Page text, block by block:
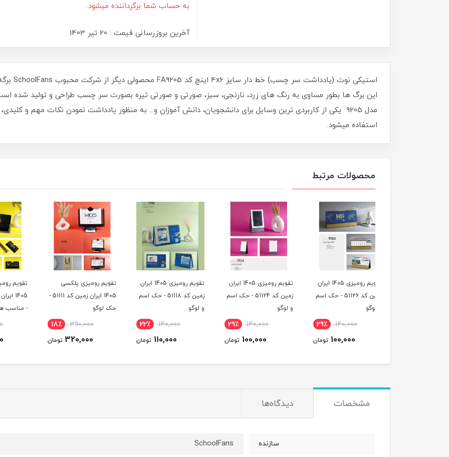
به حساب شما برگرداننده میشود.
آخرین بروزرسانی قیمت : 20 تير 1403
این برگ ها بطور مساوی به رنگ های زرد، نارنجی، سبز، صورتی و صورتی تیره بصورت سر چسب طراحی و تولید شده
مدل 9205 یکی از کاربردی ترین وسایل برای دانشجویان، دانش آموزان و... به منظور یادداشت نمودن نکات مهم و
استفاده میشود.
محصولات مرتبط
تقویم رومیزی 1405 ایران
زمین کد 51124 - حک اسم
و لوگو
140,000 29٪
100,000 تومان
تقویم رومیزی 1405 ایران
زمین کد 51118 - حک اسم
و لوگو
140,000 22٪
110,000 تومان
تقویم رومیزی پلکسی
حک لوگو
390,000 18٪
320,000 تومان
تقویم رومیزی چوب گردو
1405 ایران زمین کد 51104
- مناسب هدیه
510,000
460,000 تومان
مشخصات دیدگاه‌ها
سازنده SchoolFans